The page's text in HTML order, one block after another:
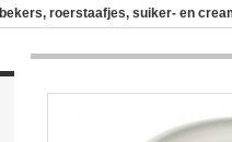
bekers, roerstaafjes, suiker- en